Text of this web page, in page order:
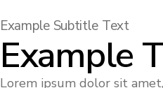
Example Subtitle Text
Example
Lorem ipsum dolor sit